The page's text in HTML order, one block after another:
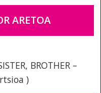
ARETOA
BROTHER –
)